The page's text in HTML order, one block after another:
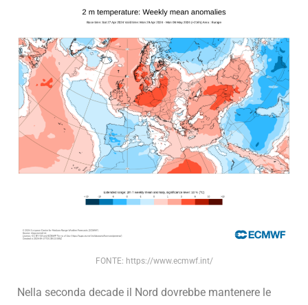
FONTE: https://www.ecmwf.int/
Nella seconda decade il Nord dovrebbe mantenere le